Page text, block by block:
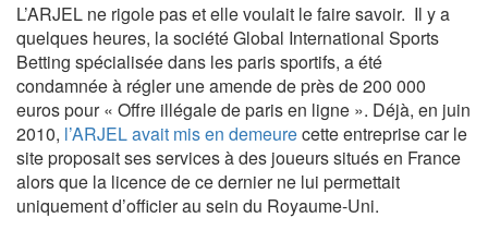
L’ARJEL ne rigole pas et elle voulait le faire savoir. Il y a
quelques heures, la société Global International Sports
Betting spécialisée dans les paris sportifs, a été
condamnée à régler une amende de près de 200 000
euros pour « Offre illégale de paris en ligne ». Déjà, en juin
2010, l’ARJEL avait mis en demeurecette entreprise car le
site proposait ses services à des joueurs situés en France
alors que la licence de ce dernier ne lui permettait
uniquement d’officier au sein du Royaume-Uni.